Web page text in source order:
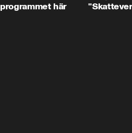
programmet här